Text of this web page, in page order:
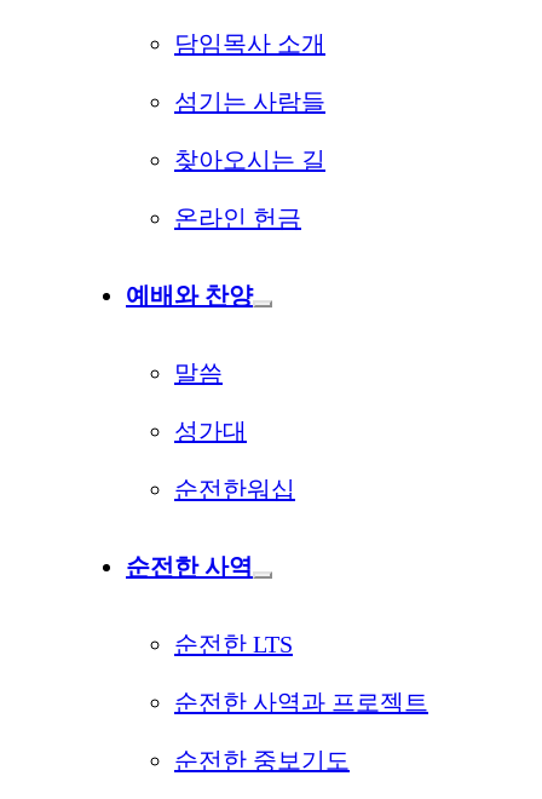
담임목사 소개
섬기는 사람들
찾아오시는 길
온라인 헌금
예배와 찬양
말씀
성가대
순전한워십
순전한 사역
순전한 LTS
순전한 사역과 프로젝트
순전한 중보기도